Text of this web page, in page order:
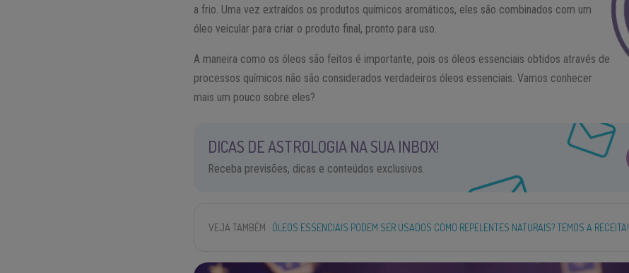
a frio. Uma vez extraídos os produtos químicos aromáticos, eles são combinados com um
óleo veicular para criar o produto final, pronto para uso.
A maneira como os óleos são feitos é importante, pois os óleos essenciais obtidos através de
processos químicos não são considerados verdadeiros óleos essenciais. Vamos conhecer
mais um pouco sobre eles?
DICAS DE ASTROLOGIA NA SUA INBOX!
Receba previsões, dicas e conteúdos exclusivos.
VEJA TAMBÉM ÓLEOS ESSENCIAIS PODEM SER USADOS COMO REPELENTES NATURAIS? TEMOS A RECEITA!